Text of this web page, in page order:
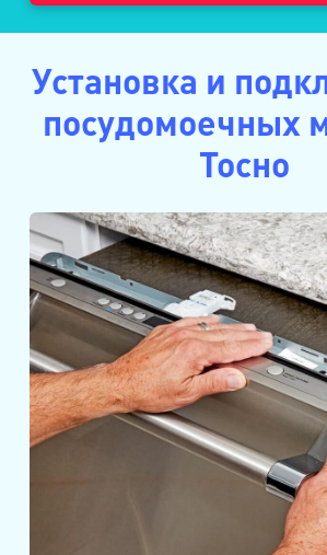
Установка и
посудомоечных
Тосно